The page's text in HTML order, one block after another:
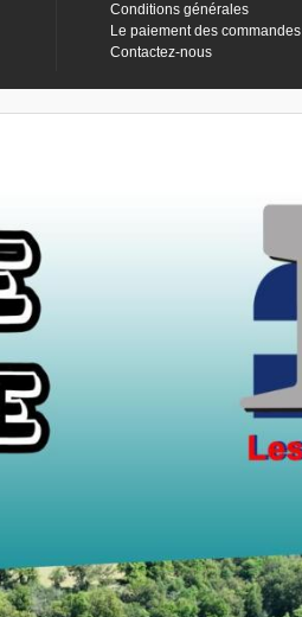
Conditions générales
Le paiement des commandes
Contactez-nous